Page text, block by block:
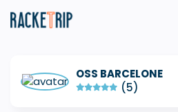
OSS BARCELONE
(5)